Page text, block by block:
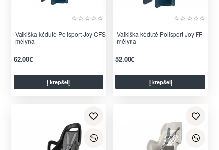
Vaikiška kėdutė Polisport Joy CFS
mėlyna
62.00€
Į krepšelį
Vaikiška kėdutė Polisport Joy FF
mėlyna
52.00€
Į krepšelį